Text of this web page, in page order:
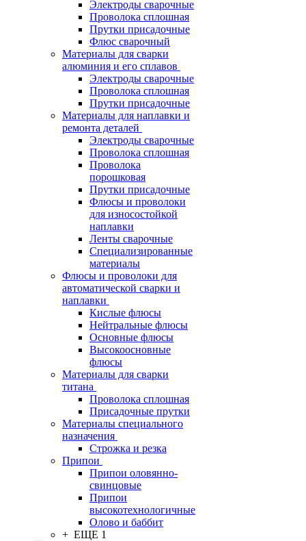
Электроды сварочные
Проволока сплошная
Прутки присадочные
Флюс сварочный
Материалы для сварки
алюминия и его сплавов
Электроды сварочные
Проволока сплошная
Прутки присадочные
Материалы для наплавки и
ремонта деталей
Электроды сварочные
Проволока сплошная
Проволока
порошковая
Прутки присадочные
Флюсы и проволоки
для износостойкой
наплавки
Ленты сварочные
Специализированные
материалы
Флюсы и проволоки для
автоматической сварки и
наплавки
Кислые флюсы
Нейтральные флюсы
Основные флюсы
Высокоосновные
флюсы
Материалы для сварки
титана
Проволока сплошная
Присадочные прутки
Материалы специального
назначения
Строжка и резка
Припои
Припои оловянно-
свинцовые
Припои
высокотехнологичные
Олово и баббит
+ ЕЩЕ 1